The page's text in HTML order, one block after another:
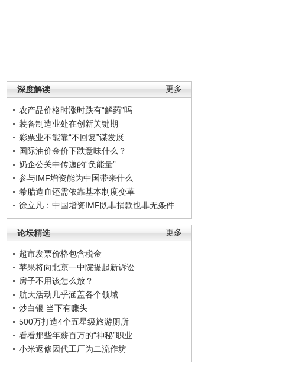
更多
深度解读
农产品价格时涨时跌有“解药”吗
装备制造业处在创新关键期
彩票业不能靠“不回复”谋发展
国际油价金价下跌意味什么？
奶企公关中传递的“负能量”
参与IMF增资能为中国带来什么
希腊造血还需依靠基本制度变革
徐立凡：中国增资IMF既非捐款也非无条件
更多
论坛精选
超市发票价格包含税金
苹果将向北京一中院提起新诉讼
房子不用该怎么放？
航天活动几乎涵盖各个领域
炒白银 当下有赚头
500万打造4个五星级旅游厕所
看看那些年薪百万的“神秘”职业
小米返修因代工厂为二流作坊